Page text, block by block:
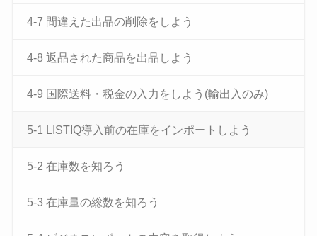
4-7 間違えた出品の削除をしよう
4-8 返品された商品を出品しよう
4-9 国際送料・税金の入力をしよう(輸出入のみ)
5-1 LISTIQ導入前の在庫をインポートしよう
5-2 在庫数を知ろう
5-3 在庫量の総数を知ろう